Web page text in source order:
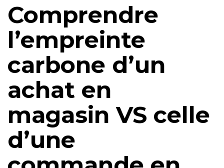
Comprendre
l’empreinte
carbone d’un
achat en
magasin VS celle
d’une